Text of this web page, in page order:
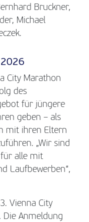
Bruckner,
Michael
City Marathon
des
für jüngere
geben – als
mit ihren Eltern
„Wir sind
alle mit
Laufbewerben“,
Vienna City
Anmeldung